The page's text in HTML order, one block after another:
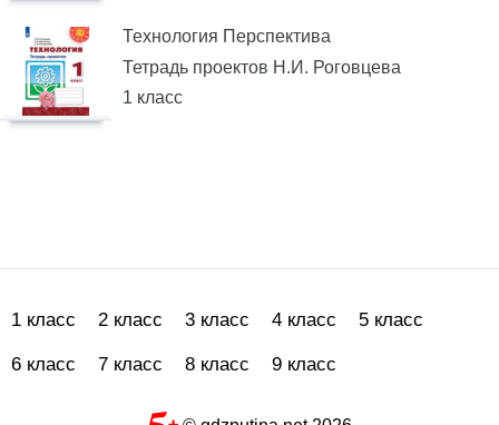
Технология Перспектива
Тетрадь проектов Н.И. Роговцева
1 класс
1 класс 2 класс 3 класс 4 класс 5 класс
6 класс 7 класс 8 класс 9 класс